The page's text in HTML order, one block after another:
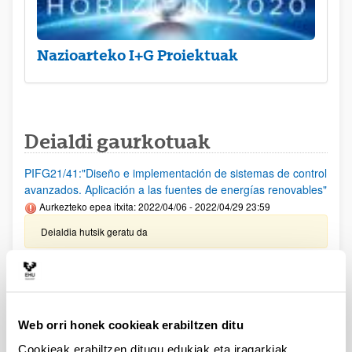
Web orri honek cookieak erabiltzen ditu
Nazioarteko I+G Proiektuak
Deialdi gaurkotuak
PIFG21/41:"Diseño e implementación de sistemas de control
avanzados. Aplicación a las fuentes de energías renovables"
Aurkezteko epea itxita: 2022/04/06 - 2022/04/29 23:59
Deialdia hutsik geratu da
PIFG21/40: “Comunicaciones inalámbricas aplicadas al
control avanzado”
Deialdia hutsik geratu da